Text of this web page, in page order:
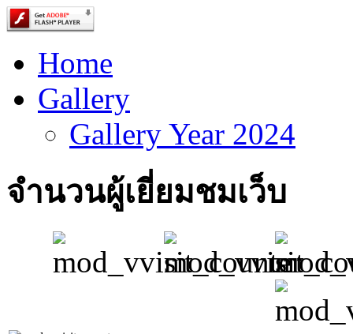
Home
Gallery
Gallery Year 2024
จำนวนผู้เยี่ยมชมเว็บ